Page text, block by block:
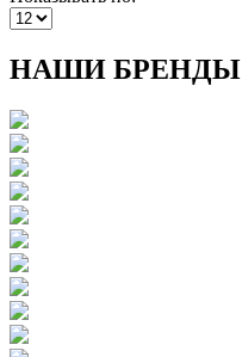
НАШИ БРЕНДЫ